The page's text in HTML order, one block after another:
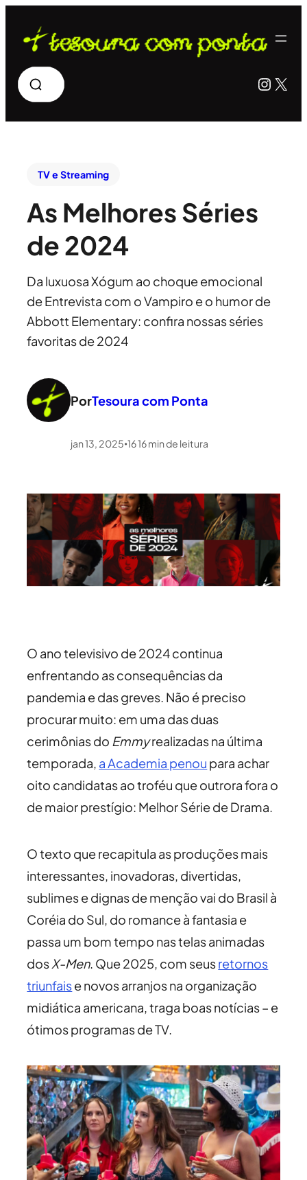
Pesquisar X
TV e Streaming
As Melhores Séries
de 2024
Da luxuosa Xógum ao choque emocional
de Entrevista com o Vampiro e o humor de
Abbott Elementary: confira nossas séries
favoritas de 2024
PorTesoura com Ponta
jan 13, 2025 •1616min de leitura
O ano televisivo de 2024 continua
enfrentando as consequências da
pandemia e das greves. Não é preciso
procurar muito: em uma das duas
cerimônias do Emmyrealizadas na última
temporada, a Academia penou para achar
oito candidatas ao troféu que outrora fora o
de maior prestígio: Melhor Série de Drama.
O texto que recapitula as produções mais
interessantes, inovadoras, divertidas,
sublimes e dignas de menção vai do Brasil à
Coréia do Sul, do romance à fantasia e
passa um bom tempo nas telas animadas
dosX-Men. Que 2025, com seusretornos
triunfaise novos arranjos na organização
midiática americana, traga boas notícias – e
ótimos programas de TV.